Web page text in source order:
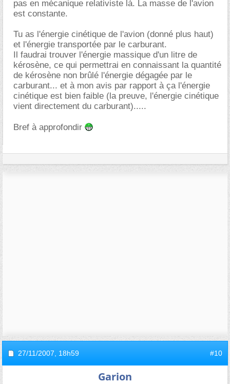
pas en mécanique relativiste là. La masse de l'avion
est constante.
Tu as l'énergie cinétique de l'avion (donné plus haut)
et l'énergie transportée par le carburant.
Il faudrai trouver l'énergie massique d'un litre de
kérosène, ce qui permettrai en connaissant la quantité
de kérosène non brûlé l'énergie dégagée par le
carburant... et à mon avis par rapport à ça l'énergie
cinétique est bien faible (la preuve, l'énergie cinétique
vient directement du carburant).....
Bref à approfondir
27/11/2007, 18h59 #10
Garion